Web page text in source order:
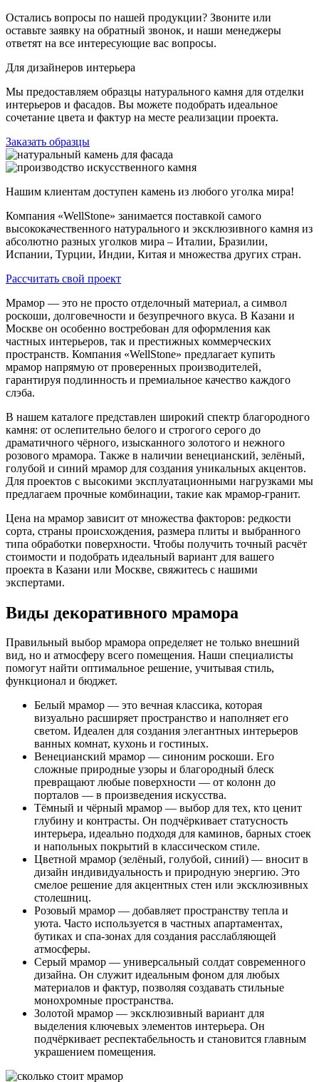
Остались вопросы по нашей продукции? Звоните или
оставьте заявку на обратный звонок, и наши менеджеры
ответят на все интересующие вас вопросы.
Для дизайнеров интерьера
Мы предоставляем образцы натурального камня для отделки
интерьеров и фасадов. Вы можете подобрать идеальное
сочетание цвета и фактур на месте реализации проекта.
Заказать образцы
Нашим клиентам доступен камень из любого уголка мира!
Компания «WellStone» занимается поставкой самого
высококачественного натурального и эксклюзивного камня из
абсолютно разных уголков мира – Италии, Бразилии,
Испании, Турции, Индии, Китая и множества других стран.
Рассчитать свой проект
Мрамор — это не просто отделочный материал, а символ
роскоши, долговечности и безупречного вкуса. В Казани и
Москве он особенно востребован для оформления как
частных интерьеров, так и престижных коммерческих
пространств. Компания «WellStone» предлагает купить
мрамор напрямую от проверенных производителей,
гарантируя подлинность и премиальное качество каждого
слэба.
В нашем каталоге представлен широкий спектр благородного
камня: от ослепительно белого и строгого серого до
драматичного чёрного, изысканного золотого и нежного
розового мрамора. Также в наличии венецианский, зелёный,
голубой и синий мрамор для создания уникальных акцентов.
Для проектов с высокими эксплуатационными нагрузками мы
предлагаем прочные комбинации, такие как мрамор-гранит.
Цена на мрамор зависит от множества факторов: редкости
сорта, страны происхождения, размера плиты и выбранного
типа обработки поверхности. Чтобы получить точный расчёт
стоимости и подобрать идеальный вариант для вашего
проекта в Казани или Москве, свяжитесь с нашими
экспертами.
Виды декоративного мрамора
Правильный выбор мрамора определяет не только внешний
вид, но и атмосферу всего помещения. Наши специалисты
помогут найти оптимальное решение, учитывая стиль,
функционал и бюджет.
Белый мрамор — это вечная классика, которая
визуально расширяет пространство и наполняет его
светом. Идеален для создания элегантных интерьеров
ванных комнат, кухонь и гостиных.
Венецианский мрамор — синоним роскоши. Его
сложные природные узоры и благородный блеск
превращают любые поверхности — от колонн до
порталов — в произведения искусства.
Тёмный и чёрный мрамор — выбор для тех, кто ценит
глубину и контрасты. Он подчёркивает статусность
интерьера, идеально подходя для каминов, барных стоек
и напольных покрытий в классическом стиле.
Цветной мрамор (зелёный, голубой, синий) — вносит в
дизайн индивидуальность и природную энергию. Это
смелое решение для акцентных стен или эксклюзивных
столешниц.
Розовый мрамор — добавляет пространству тепла и
уюта. Часто используется в частных апартаментах,
бутиках и спа-зонах для создания расслабляющей
атмосферы.
Серый мрамор — универсальный солдат современного
дизайна. Он служит идеальным фоном для любых
материалов и фактур, позволяя создавать стильные
монохромные пространства.
Золотой мрамор — эксклюзивный вариант для
выделения ключевых элементов интерьера. Он
подчёркивает респектабельность и становится главным
украшением помещения.